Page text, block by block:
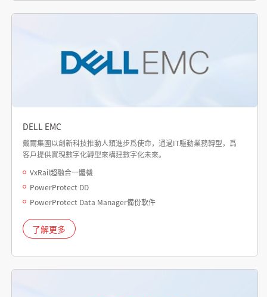
DELL EMC
戴爾集團以創新科技推動人類進步爲使命，通過IT驅動業務轉型，爲
客戶提供實現數字化轉型來構建數字化未來。
VxRail超融合一體機
PowerProtect DD
PowerProtect Data Manager備份軟件
了解更多